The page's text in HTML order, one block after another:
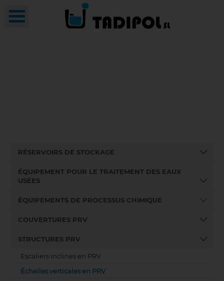
RÉSERVOIRS DE STOCKAGE
ÉQUIPEMENT POUR LE TRAITEMENT DES EAUX
USÉES
ÉQUIPEMENTS DE PROCESSUS CHIMIQUE
COUVERTURES PRV
STRUCTURES PRV
Escaliers inclines en PRV
Échelles verticales en PRV